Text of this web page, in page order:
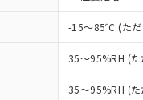
-15～85℃ (ただ
35～95%RH (た
35～95%RH (た
条件
件をお読みいただき、同
ださい。
：EU RoHS指令（10物
した製品に切り替える予
なし：EU RoHS指令（
非対応の商品で、対応品
ません。